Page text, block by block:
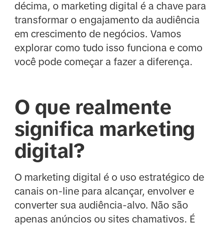
décima, o marketing digital é a chave para
transformar o engajamento da audiência
em crescimento de negócios. Vamos
explorar como tudo isso funciona e como
você pode começar a fazer a diferença.
O que realmente
significa marketing
digital?
O marketing digital é o uso estratégico de
canais on-line para alcançar, envolver e
converter sua audiência-alvo. Não são
apenas anúncios ou sites chamativos. É